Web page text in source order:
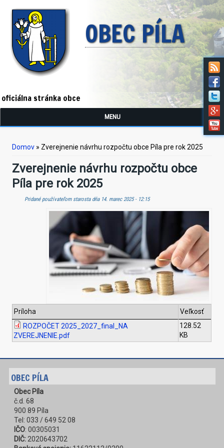
OBEC PÍLA
oficiálna stránka obce
MENU
Nachádzate sa tu
Domov » Zverejnenie návrhu rozpočtu obce Píla pre rok 2025
Zverejnenie návrhu rozpočtu obce
Píla pre rok 2025
Pridané používateľom starostadňa 14. marec 2025 - 12:15
Príloha
Veľkosť
ROZPOČET 2025_2027_final_NA
ZVEREJNENIE.pdf
128.52
KB
OBEC PÍLA
Obec Píla
č.d. 68
900 89 Píla
Tel: 033 / 649 52 08
IČO: 00305031
DIČ:2020643702